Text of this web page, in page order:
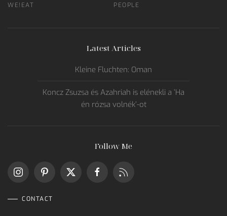
WE!EAT
PEOPLE
Latest Articles
Kleine Fluchten: Oman
Koncz Zsuzsa és Azahriah is elénekli a ’Ha
én rózsa volnék’-ot
Follow Me
CONTACT